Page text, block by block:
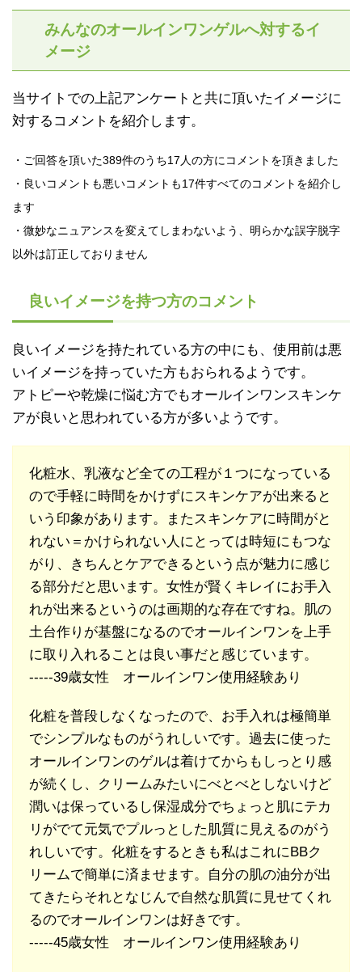
みんなのオールインワンゲルへ対するイ
メージ
当サイトでの上記アンケートと共に頂いたイメージに
対するコメントを紹介します。
・ご回答を頂いた389件のうち17人の方にコメントを頂きました
・良いコメントも悪いコメントも17件すべてのコメントを紹介し
ます
・微妙なニュアンスを変えてしまわないよう、明らかな誤字脱字
以外は訂正しておりません
良いイメージを持つ方のコメント
良いイメージを持たれている方の中にも、使用前は悪
いイメージを持っていた方もおられるようです。
アトピーや乾燥に悩む方でもオールインワンスキンケ
アが良いと思われている方が多いようです。
化粧水、乳液など全ての工程が１つになっている
ので手軽に時間をかけずにスキンケアが出来ると
いう印象があります。またスキンケアに時間がと
れない＝かけられない人にとっては時短にもつな
がり、きちんとケアできるという点が魅力に感じ
る部分だと思います。女性が賢くキレイにお手入
れが出来るというのは画期的な存在ですね。肌の
土台作りが基盤になるのでオールインワンを上手
に取り入れることは良い事だと感じています。
-----39歳女性 オールインワン使用経験あり
化粧を普段しなくなったので、お手入れは極簡単
でシンプルなものがうれしいです。過去に使った
オールインワンのゲルは着けてからもしっとり感
が続くし、クリームみたいにべとべとしないけど
潤いは保っているし保湿成分でちょっと肌にテカ
リがでて元気でプルっとした肌質に見えるのがう
れしいです。化粧をするときも私はこれにBBク
リームで簡単に済ませます。自分の肌の油分が出
てきたらそれとなじんで自然な肌質に見せてくれ
るのでオールインワンは好きです。
-----45歳女性 オールインワン使用経験あり